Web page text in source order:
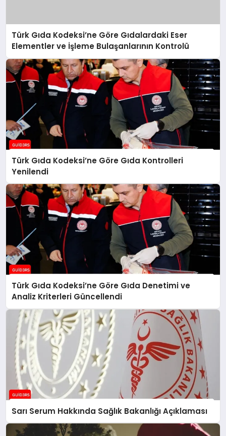
Türk Gıda Kodeksi’ne Göre Gıdalardaki Eser
Elementler ve İşleme Bulaşanlarının Kontrolü
Türk Gıda Kodeksi’ne Göre Gıda Kontrolleri
Yenilendi
Türk Gıda Kodeksi’ne Göre Gıda Denetimi ve
Analiz Kriterleri Güncellendi
Sarı Serum Hakkında Sağlık Bakanlığı Açıklaması